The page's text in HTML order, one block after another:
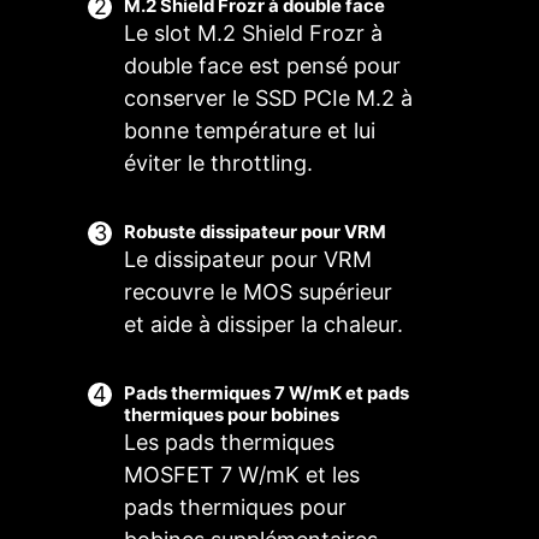
M.2 Shield Frozr à double face
Le slot M.2 Shield Frozr à
double face est pensé pour
conserver le SSD PCIe M.2 à
bonne température et lui
éviter le throttling.
Robuste dissipateur pour VRM
Le dissipateur pour VRM
recouvre le MOS supérieur
et aide à dissiper la chaleur.
Pads thermiques 7 W/mK et pads
thermiques pour bobines
Les pads thermiques
MOSFET 7 W/mK et les
pads thermiques pour
POUR
REFROIDISSEMENT
DU PROCESSEUR
POUR
WATERBLOCK
Alimentation
3A / Support
du mode
POUR
HEADER EZ
VENTILATEUR
MANUEL
Profils multiples
Enregistrez jusqu'à cinq profils pour
Ventilateur intelligent et
ventilateur manuel
Ventilateur intelligent
Scénarios utilisateurs
Suivre le mode de MSI Center